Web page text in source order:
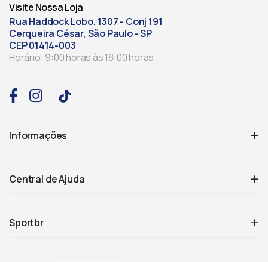
Visite Nossa Loja
Rua Haddock Lobo, 1307 - Conj 191
Cerqueira César, São Paulo - SP
CEP 01414-003
Horário: 9:00 horas às 18:00 horas
Informações
Central de Ajuda
Sportbr